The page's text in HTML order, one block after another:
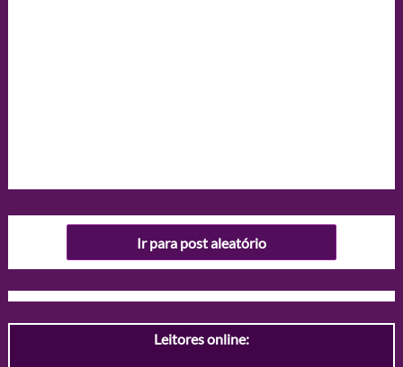
Ir para post aleatório
Leitores online: